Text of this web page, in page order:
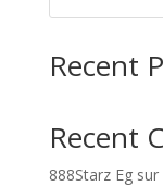
Recent
Recent
888Starz Egsur